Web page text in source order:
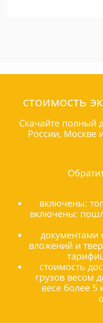
стоимость
Скачайте полный
России, Москве
включены:
включены:
документами
вложений и
стоимость
грузов весом
весе более 5